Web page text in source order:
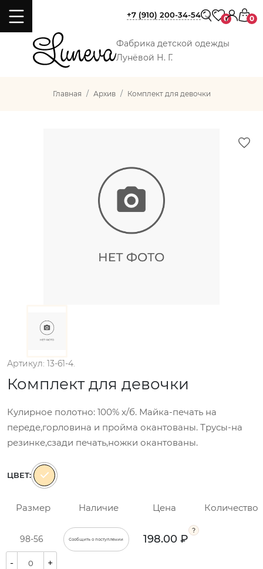
Фабрика детской одежды
Лунёвой Н. Г.
+7 (910) 200-34-54 0 0
Главная Архив Комплект для девочки
Артикул: 13-61-4.
Комплект для девочки
Кулирное полотно: 100% х/б. Майка-печать на
переде,горловина и пройма окантованы. Трусы-на
резинке,сзади печать,ножки окантованы.
ЦВЕТ:
Размер Наличие Цена Количество
98-56 Сообщить о поступлении 198.00 ₽
- +